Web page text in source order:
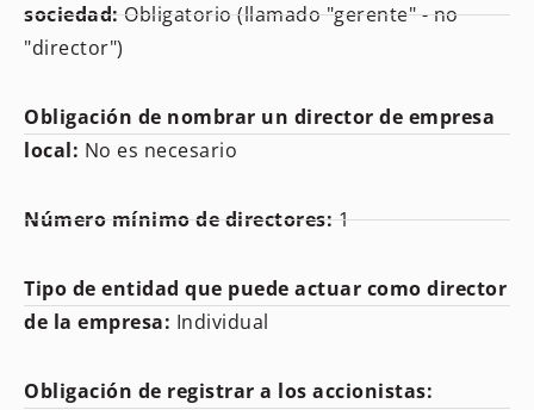
sociedad:Obligatorio (llamado "gerente" - no
"director")
Obligación de nombrar un director de empresa
local: No es necesario
Número mínimo de directores:1
Tipo de entidad que puede actuar como director
de la empresa: Individual
Obligación de registrar a los accionistas: